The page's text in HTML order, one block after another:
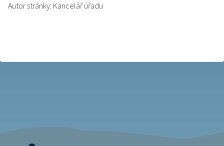
Autor stránky: Kancelář úřadu